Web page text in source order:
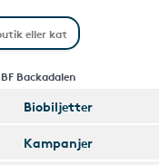
Backadalen
Biobiljetter
Kampanjer